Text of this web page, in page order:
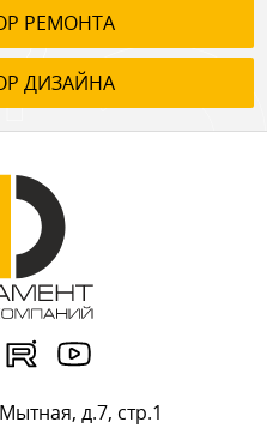
РЕМОНТА
ДИЗАЙНА
д.7, стр.1